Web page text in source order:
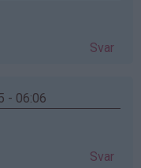
Svar
- 06:06
Svar